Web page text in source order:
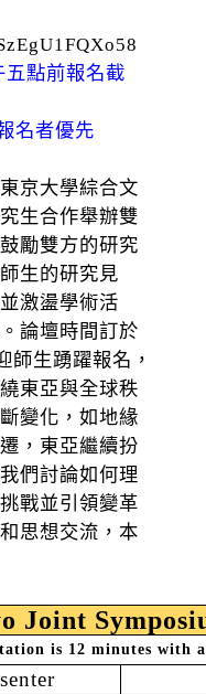
五點前報名截
名者優先
京大學綜合文
生合作舉辦雙
勵雙方的研究
生的研究見
激盪學術活
論壇時間訂於
師生踴躍報名，
東亞與全球秩
變化，如地緣
，東亞繼續扮
們討論如何理
戰並引領變革
思想交流，本
Joint
is 12 minutes with